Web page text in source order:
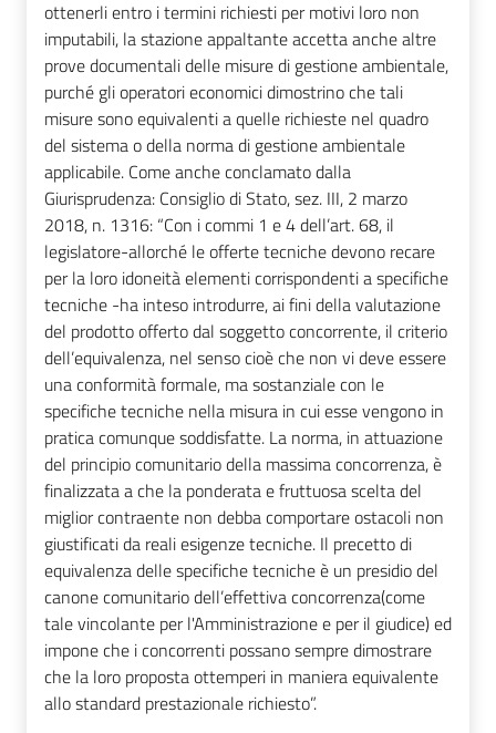
ottenerli entro i termini richiesti per motivi loro non
imputabili, la stazione appaltante accetta anche altre
prove documentali delle misure di gestione ambientale,
purché gli operatori economici dimostrino che tali
misure sono equivalenti a quelle richieste nel quadro
del sistema o della norma di gestione ambientale
applicabile. Come anche conclamato dalla
Giurisprudenza: Consiglio di Stato, sez. III, 2 marzo
2018, n. 1316: “Con i commi 1 e 4 dell’art. 68, il
legislatore-allorché le offerte tecniche devono recare
per la loro idoneità elementi corrispondenti a specifiche
tecniche -ha inteso introdurre, ai fini della valutazione
del prodotto offerto dal soggetto concorrente, il criterio
dell’equivalenza, nel senso cioè che non vi deve essere
una conformità formale, ma sostanziale con le
specifiche tecniche nella misura in cui esse vengono in
pratica comunque soddisfatte. La norma, in attuazione
del principio comunitario della massima concorrenza, è
finalizzata a che la ponderata e fruttuosa scelta del
miglior contraente non debba comportare ostacoli non
giustificati da reali esigenze tecniche. Il precetto di
equivalenza delle specifiche tecniche è un presidio del
canone comunitario dell’effettiva concorrenza(come
tale vincolante per l'Amministrazione e per il giudice) ed
impone che i concorrenti possano sempre dimostrare
che la loro proposta ottemperi in maniera equivalente
allo standard prestazionale richiesto”.